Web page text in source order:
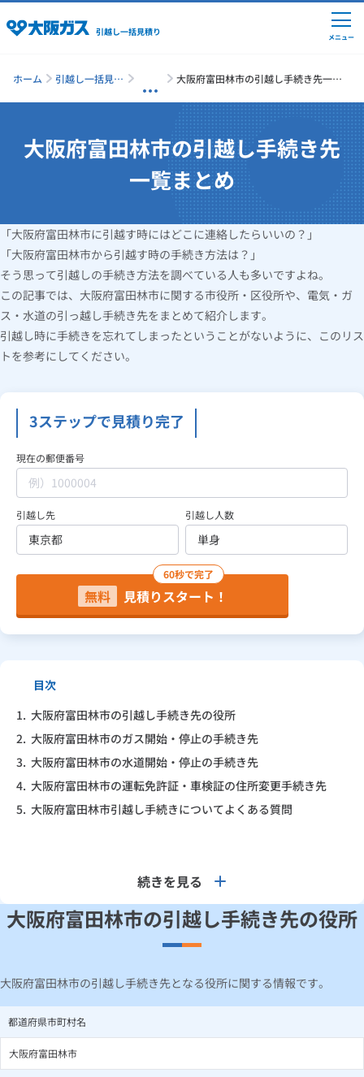
引越し一括見積り
引越しの準備
単身の引越し
引越し業者ランキング
引越し見積りシミュレーション
見積り依頼
Daigasコラム
総合TOP 業務用・産業用のお客さま 企業情報
プライバシーポリシー
メニュー
ホーム
引越し一括見積
大阪府富田林市の引越し手続き先一覧
大阪府富田林市の引越し手続き先
一覧まとめ
「大阪府富田林市に引越す時にはどこに連絡したらいいの？」
「大阪府富田林市から引越す時の手続き方法は？」
そう思って引越しの手続き方法を調べている人も多いですよね。
この記事では、大阪府富田林市に関する市役所・区役所や、電気・ガ
ス・水道の引っ越し手続き先をまとめて紹介します。
引越し時に手続きを忘れてしまったということがないように、このリス
トを参考にしてください。
3ステップで見積り完了
現在の郵便番号
引越し先 引越し人数
60秒で完了
無料 見積りスタート！
目次
1. 大阪府富田林市の引越し手続き先の役所
2. 大阪府富田林市のガス開始・停止の手続き先
3. 大阪府富田林市の水道開始・停止の手続き先
4. 大阪府富田林市の運転免許証・車検証の住所変更手続き先
5. 大阪府富田林市引越し手続きについてよくある質問
続きを見る
大阪府富田林市の引越し手続き先の役所
大阪府富田林市の引越し手続き先となる役所に関する情報です。
都道府県市町村名
大阪府富田林市